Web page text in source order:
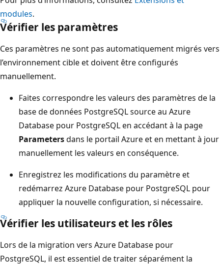
modules.
Vérifier les paramètres
Ces paramètres ne sont pas automatiquement migrés vers
l’environnement cible et doivent être configurés
manuellement.
Faites correspondre les valeurs des paramètres de la
base de données PostgreSQL source au Azure
Database pour PostgreSQL en accédant à la page
Parametersdans le portail Azure et en mettant à jour
manuellement les valeurs en conséquence.
Enregistrez les modifications du paramètre et
redémarrez Azure Database pour PostgreSQL pour
appliquer la nouvelle configuration, si nécessaire.
Vérifier les utilisateurs et les rôles
Lors de la migration vers Azure Database pour
PostgreSQL, il est essentiel de traiter séparément la